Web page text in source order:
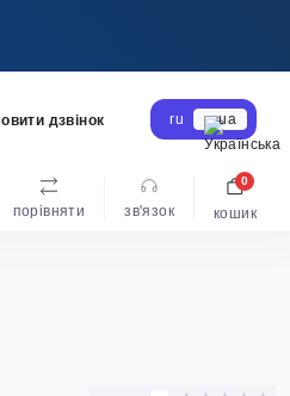
дзвінок ru ua
порівняти зв'язок кошик
0